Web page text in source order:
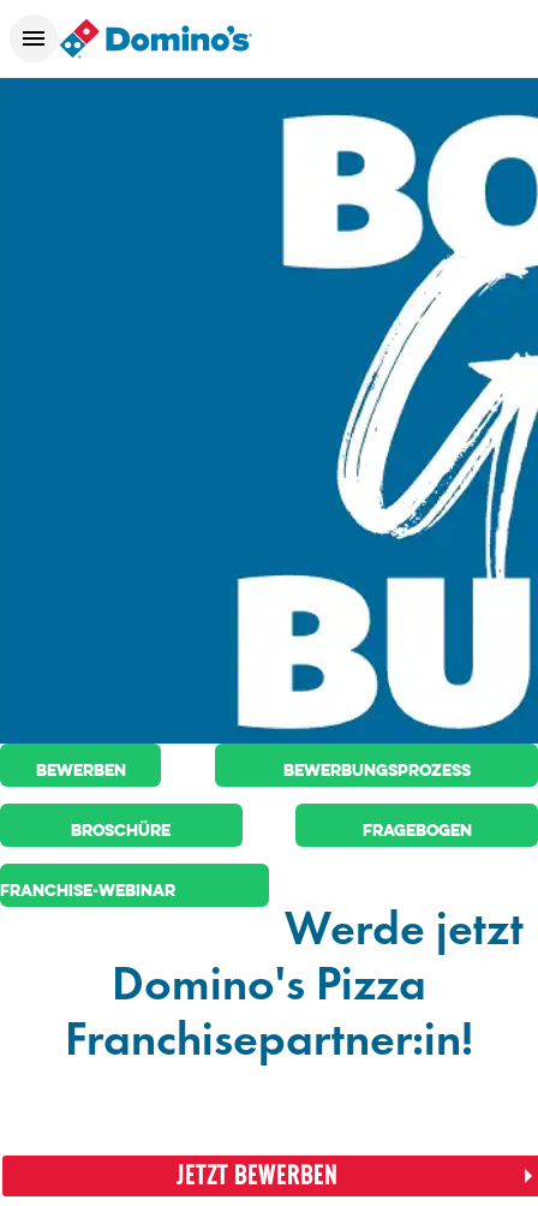
Bewerben Bewerbungsprozess
Broschüre Fragebogen
Franchise-Webinar
Werde jetzt
Domino's Pizza
Franchisepartner:in!
JETZT BEWERBEN